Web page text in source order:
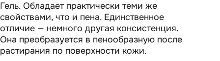
Гель. Обладает практически теми же
свойствами, что и пена. Единственное
отличие — немного другая консистенция.
Она преобразуется в пенообразную после
растирания по поверхности кожи.